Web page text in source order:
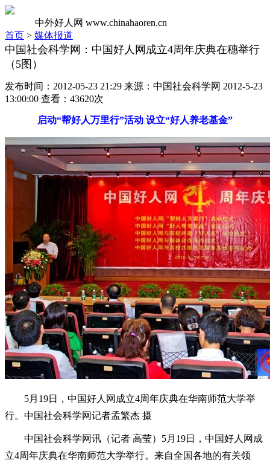
中外好人网 www.chinahaoren.cn
首页 > 媒体报道
中国社会科学网：中国好人网成立4周年庆典在穗举行
（5图）
发布时间：2012-05-23 21:29 来源：中国社会科学网 2012-5-23
13:00:00 查看：43620次
启动“帮好人万里行”活动 设立“好人养老基金”
5月19日，中国好人网成立4周年庆典在华南师范大学举
行。中国社会科学网记者孟繁杰 摄
中国社会科学网讯（记者 高莹）5月19日，中国好人网成
立4周年庆典在华南师范大学举行。来自全国各地的有关领